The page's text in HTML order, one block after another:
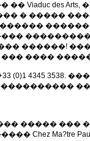
Viaduc des
� �����
������!
����
+33 (0)1 4345
����� ���
Chez Ma?tre